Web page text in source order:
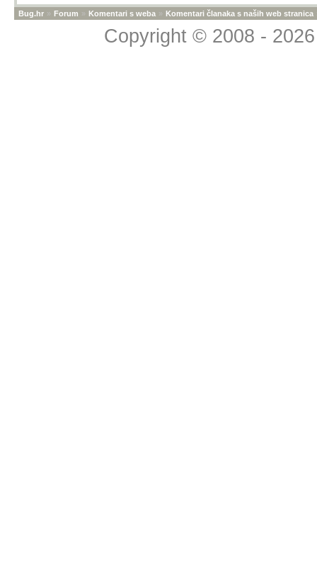
Bug.hr » Forum » Komentari s weba » Komentari članaka s naših web stranica
Copyright © 2008 -